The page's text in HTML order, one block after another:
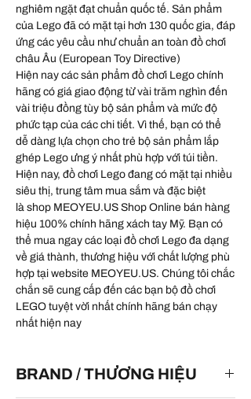
nghiêm ngặt đạt chuẩn quốc tế. Sản phẩm
của Lego đã có mặt tại hơn 130 quốc gia, đáp
ứng các yêu cầu như chuẩn an toàn đồ chơi
châu Âu (European Toy Directive)
Hiện nay các sản phẩm đồ chơi Lego chính
hãng có giá giao động từ vài trăm nghìn đến
vài triệu đồng tùy bộ sản phẩm và mức độ
phức tạp của các chi tiết. Vì thế, bạn có thể
dễ dàng lựa chọn cho trẻ bộ sản phẩm lắp
ghép Lego ưng ý nhất phù hợp với túi tiền.
Hiện nay, đồ chơi Lego đang có mặt tại nhiều
siêu thị, trung tâm mua sắm và đặc biệt
là shop MEOYEU.US Shop Online bán hàng
hiệu 100% chính hãng xách tay Mỹ. Bạn có
thể mua ngay các loại đồ chơi Lego đa dạng
về giá thành, thương hiệu với chất lượng phù
hợp tại website MEOYEU.US. Chúng tôi chắc
chắn sẽ cung cấp đến các bạn bộ đồ chơi
LEGO tuyệt vời nhất chính hãng bán chạy
nhất hiện nay
BRAND / THƯƠNG HIỆU